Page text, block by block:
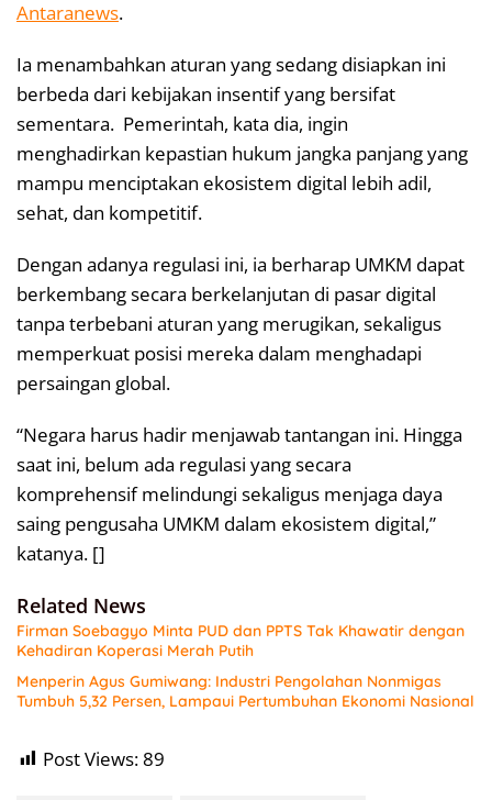
Antaranews.
Ia menambahkan aturan yang sedang disiapkan ini
berbeda dari kebijakan insentif yang bersifat
sementara. Pemerintah, kata dia, ingin
menghadirkan kepastian hukum jangka panjang yang
mampu menciptakan ekosistem digital lebih adil,
sehat, dan kompetitif.
Dengan adanya regulasi ini, ia berharap UMKM dapat
berkembang secara berkelanjutan di pasar digital
tanpa terbebani aturan yang merugikan, sekaligus
memperkuat posisi mereka dalam menghadapi
persaingan global.
“Negara harus hadir menjawab tantangan ini. Hingga
saat ini, belum ada regulasi yang secara
komprehensif melindungi sekaligus menjaga daya
saing pengusaha UMKM dalam ekosistem digital,”
katanya. []
Related News
Firman Soebagyo Minta PUD dan PPTS Tak Khawatir dengan
Kehadiran Koperasi Merah Putih
Menperin Agus Gumiwang: Industri Pengolahan Nonmigas
Tumbuh 5,32 Persen, Lampaui Pertumbuhan Ekonomi Nasional
Post Views:89